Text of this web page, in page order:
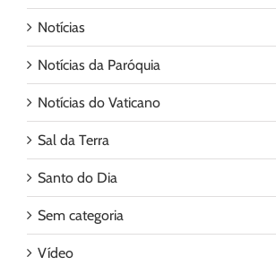
Notícias
Notícias da Paróquia
Notícias do Vaticano
Sal da Terra
Santo do Dia
Sem categoria
Vídeo